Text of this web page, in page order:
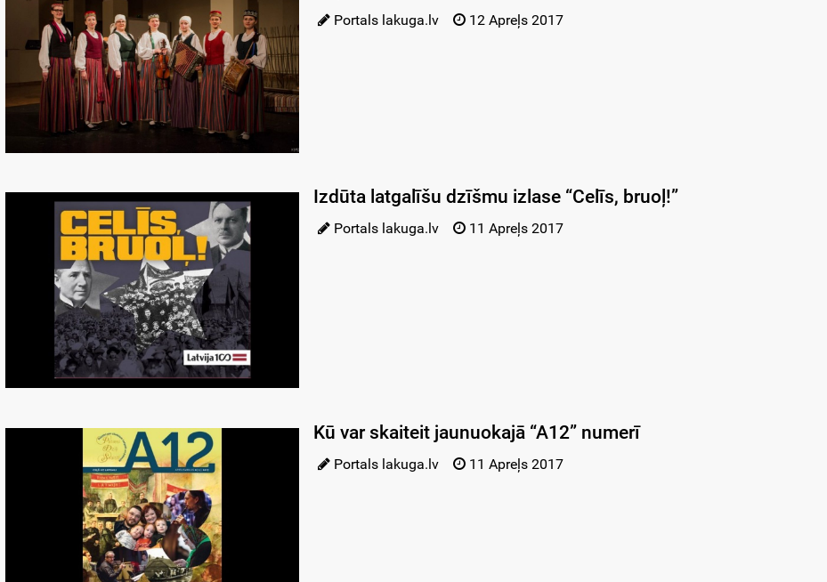
Portals lakuga.lv 12 Apreļs 2017
Izdūta latgalīšu dzīšmu izlase “Celīs, bruoļ!”
Portals lakuga.lv 11 Apreļs 2017
Kū var skaiteit jaunuokajā “A12” numerī
Portals lakuga.lv 11 Apreļs 2017